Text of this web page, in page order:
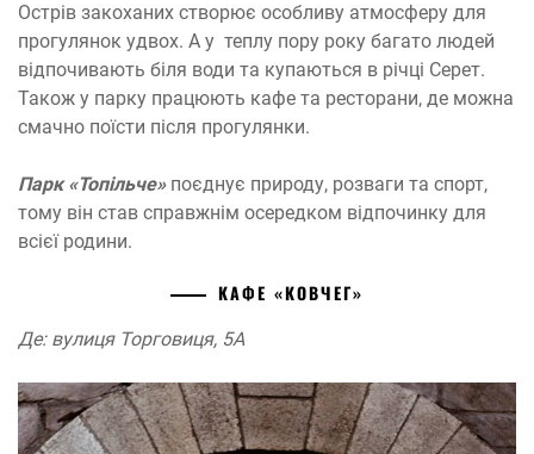
Острів закоханих створює особливу атмосферу для
прогулянок удвох. А у теплу пору року багато людей
відпочивають біля води та купаються в річці Серет.
Також у парку працюють кафе та ресторани, де можна
смачно поїсти після прогулянки.
Парк «Топільче»поєднує природу, розваги та спорт,
тому він став справжнім осередком відпочинку для
всієї родини.
КАФЕ «КОВЧЕГ»
Де: вулиця Торговиця, 5А